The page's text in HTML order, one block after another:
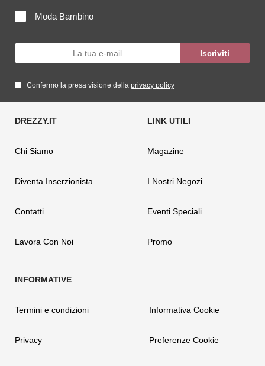
Moda Bambino
Confermo la presa visione della privacy policy
Chi Siamo
Diventa Inserzionista
Contatti
Lavora Con Noi
Magazine
I Nostri Negozi
Eventi Speciali
Promo
Termini e condizioni
Privacy
Informativa Cookie
Preferenze Cookie